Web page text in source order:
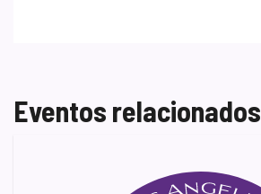
Eventos relacionados